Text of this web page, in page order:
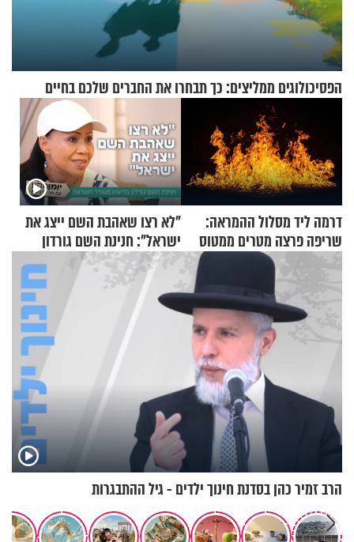
הפסיכולוגים ממליצים: כך תבחרו את החברים שלכם בחיים
דרמה ליד מסלול ההמראה:
שריפה פרצה מטרים ממטוס
מלא בנוסעים
"לא רצו שאהבת השם ייצג את
ישראל": חנינת השם גורדון
בריאיון מעורר השראה
הרב זמיר כהן בסדנת חינוך ילדים - גיל ההתבגרות